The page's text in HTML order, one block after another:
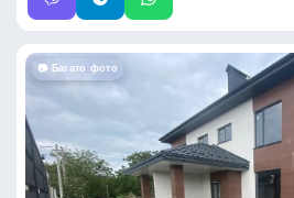
📷 Багато фото